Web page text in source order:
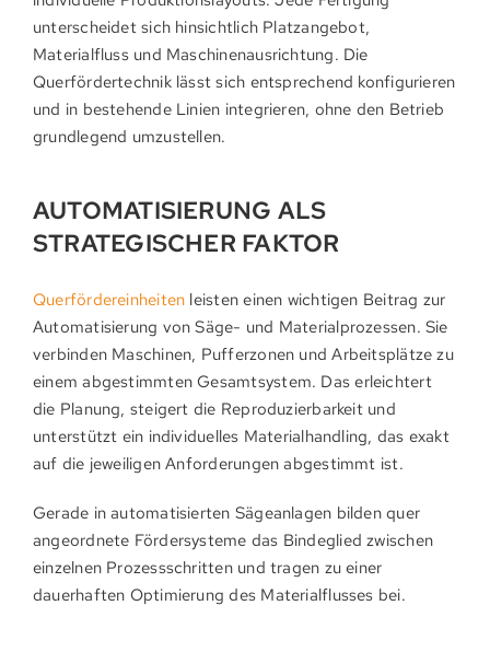
unterscheidet sich hinsichtlich Platzangebot,
Materialfluss und Maschinenausrichtung. Die
Querfördertechnik lässt sich entsprechend konfigurieren
und in bestehende Linien integrieren, ohne den Betrieb
grundlegend umzustellen.
AUTOMATISIERUNG ALS
STRATEGISCHER FAKTOR
Querfördereinheiten leisten einen wichtigen Beitrag zur
Automatisierung von Säge- und Materialprozessen. Sie
verbinden Maschinen, Pufferzonen und Arbeitsplätze zu
einem abgestimmten Gesamtsystem. Das erleichtert
die Planung, steigert die Reproduzierbarkeit und
unterstützt ein individuelles Materialhandling, das exakt
auf die jeweiligen Anforderungen abgestimmt ist.
Gerade in automatisierten Sägeanlagen bilden quer
angeordnete Fördersysteme das Bindeglied zwischen
einzelnen Prozessschritten und tragen zu einer
dauerhaften Optimierung des Materialflusses bei.